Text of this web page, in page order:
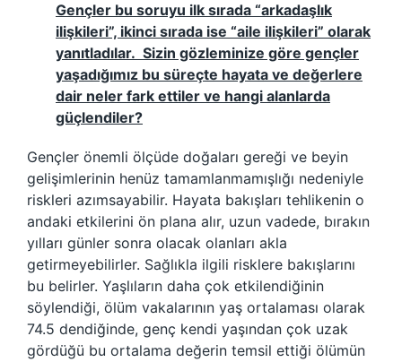
Gençler bu soruyu ilk sırada “arkadaşlık
ilişkileri”, ikinci sırada ise “aile ilişkileri” olarak
yanıtladılar. Sizin gözleminize göre gençler
yaşadığımız bu süreçte hayata ve değerlere
dair neler fark ettiler ve hangi alanlarda
güçlendiler?
Gençler önemli ölçüde doğaları gereği ve beyin
gelişimlerinin henüz tamamlanmamışlığı nedeniyle
riskleri azımsayabilir. Hayata bakışları tehlikenin o
andaki etkilerini ön plana alır, uzun vadede, bırakın
yılları günler sonra olacak olanları akla
getirmeyebilirler. Sağlıkla ilgili risklere bakışlarını
bu belirler. Yaşlıların daha çok etkilendiğinin
söylendiği, ölüm vakalarının yaş ortalaması olarak
74.5 dendiğinde, genç kendi yaşından çok uzak
gördüğü bu ortalama değerin temsil ettiği ölümün